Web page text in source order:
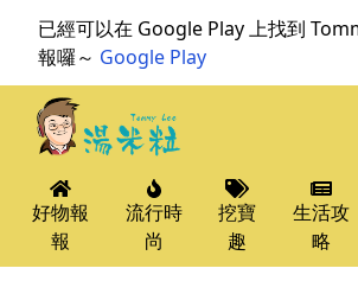
已經可以在 Google Play 上找到
報囉～ Google Play
好物報
報
流行時
尚
挖寶
趣
生活攻
略